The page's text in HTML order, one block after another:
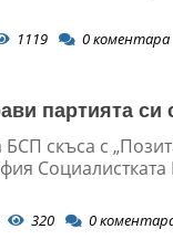
1119 0коментара
партията си
скъса с
Социалистката
320 0